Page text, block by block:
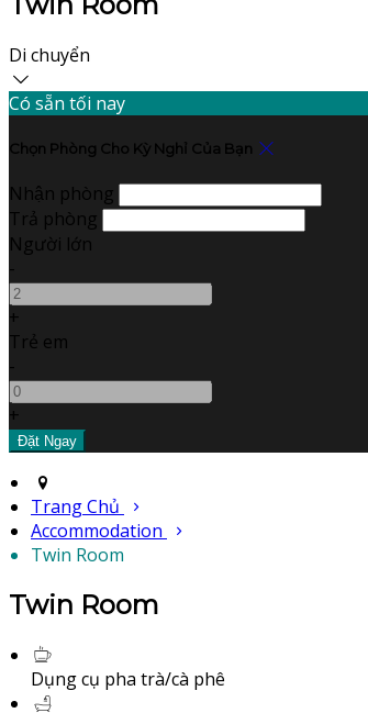
Di chuyển
Có sẵn tối nay
Chọn Phòng Cho Kỳ Nghỉ Của Bạn
Nhận phòng
Trả phòng
Người lớn
-
+
Trẻ em
-
+
Trang Chủ
Accommodation
Twin Room
Twin Room
Dụng cụ pha trà/cà phê